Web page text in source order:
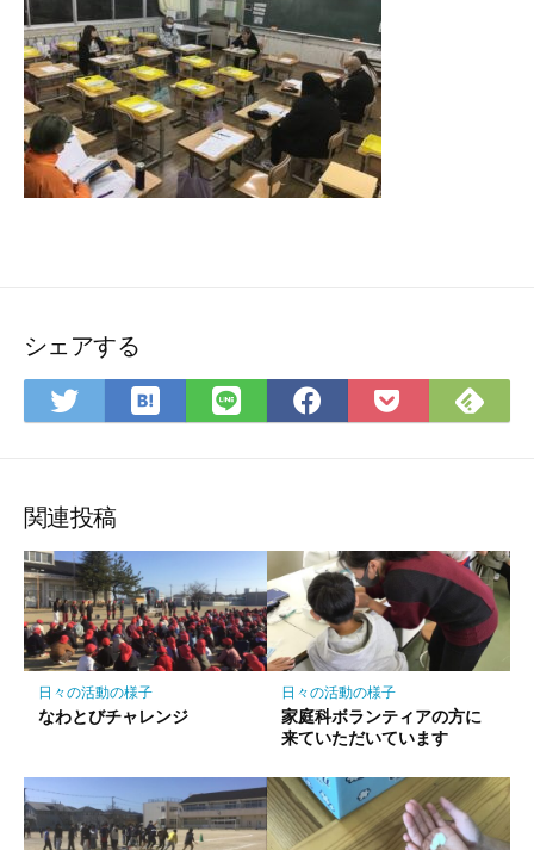
シェアする
Twitter
で
ア
は
て
ク
マ
ー
ク
に
存
LINE
で
Facebook
で
Pocket
に
で
関連投稿
日々の活動の様子
なわとびチャレンジ
日々の活動の様子
家庭科ボランティアの方に
来ていただいています